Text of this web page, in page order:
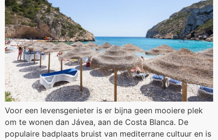
Voor een levensgenieter is er bijna geen mooiere plek
om te wonen dan Jávea, aan de Costa Blanca. De
populaire badplaats bruist van mediterrane cultuur en is